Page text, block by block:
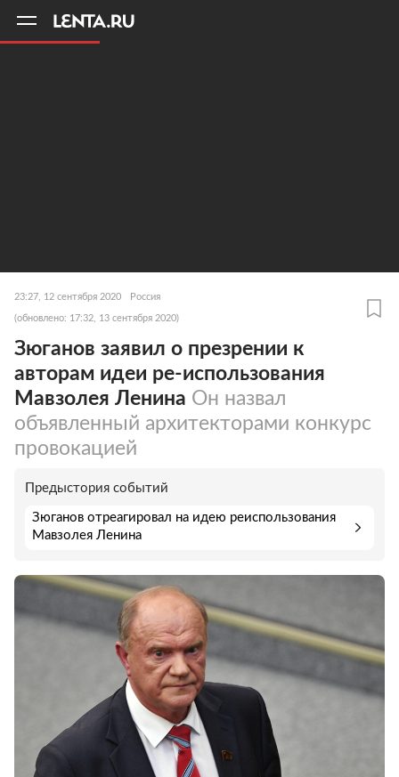
23:27, 12 сентября 2020 Россия
(обновлено: 17:32, 13 сентября 2020)
Зюганов заявил о презрении к
авторам идеи ре-использования
Мавзолея Ленина Он назвал
объявленный архитекторами конкурс
провокацией
Предыстория событий
Зюганов отреагировал на идею реиспользования
Мавзолея Ленина